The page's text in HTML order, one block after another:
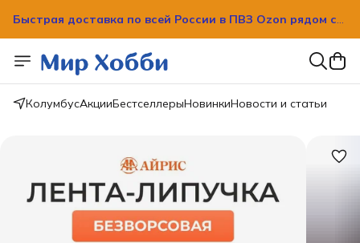
Быстрая доставка по всей России в ПВЗ Ozon рядом с
Быстрая доставка по всей России в ПВЗ Ozon рядом с
вашим домом!
КолумбусАкцииБестселлерыНовинкиНовости и статьи